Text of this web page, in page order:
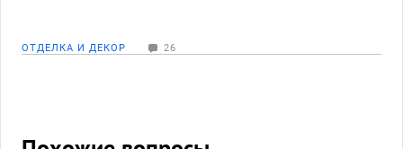
ОТДЕЛКА И ДЕКОР 26